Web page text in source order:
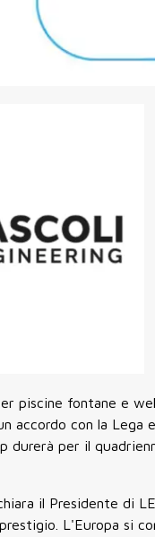
piscine fontane e
accordo con la
durerà per il
il Presidente di
L'Europa si